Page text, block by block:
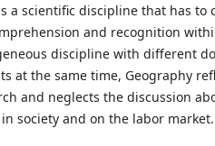
a scientific discipline that has to
and recognition
discipline with different
at the same time, Geography
and neglects the discussion
society and on the labor market.